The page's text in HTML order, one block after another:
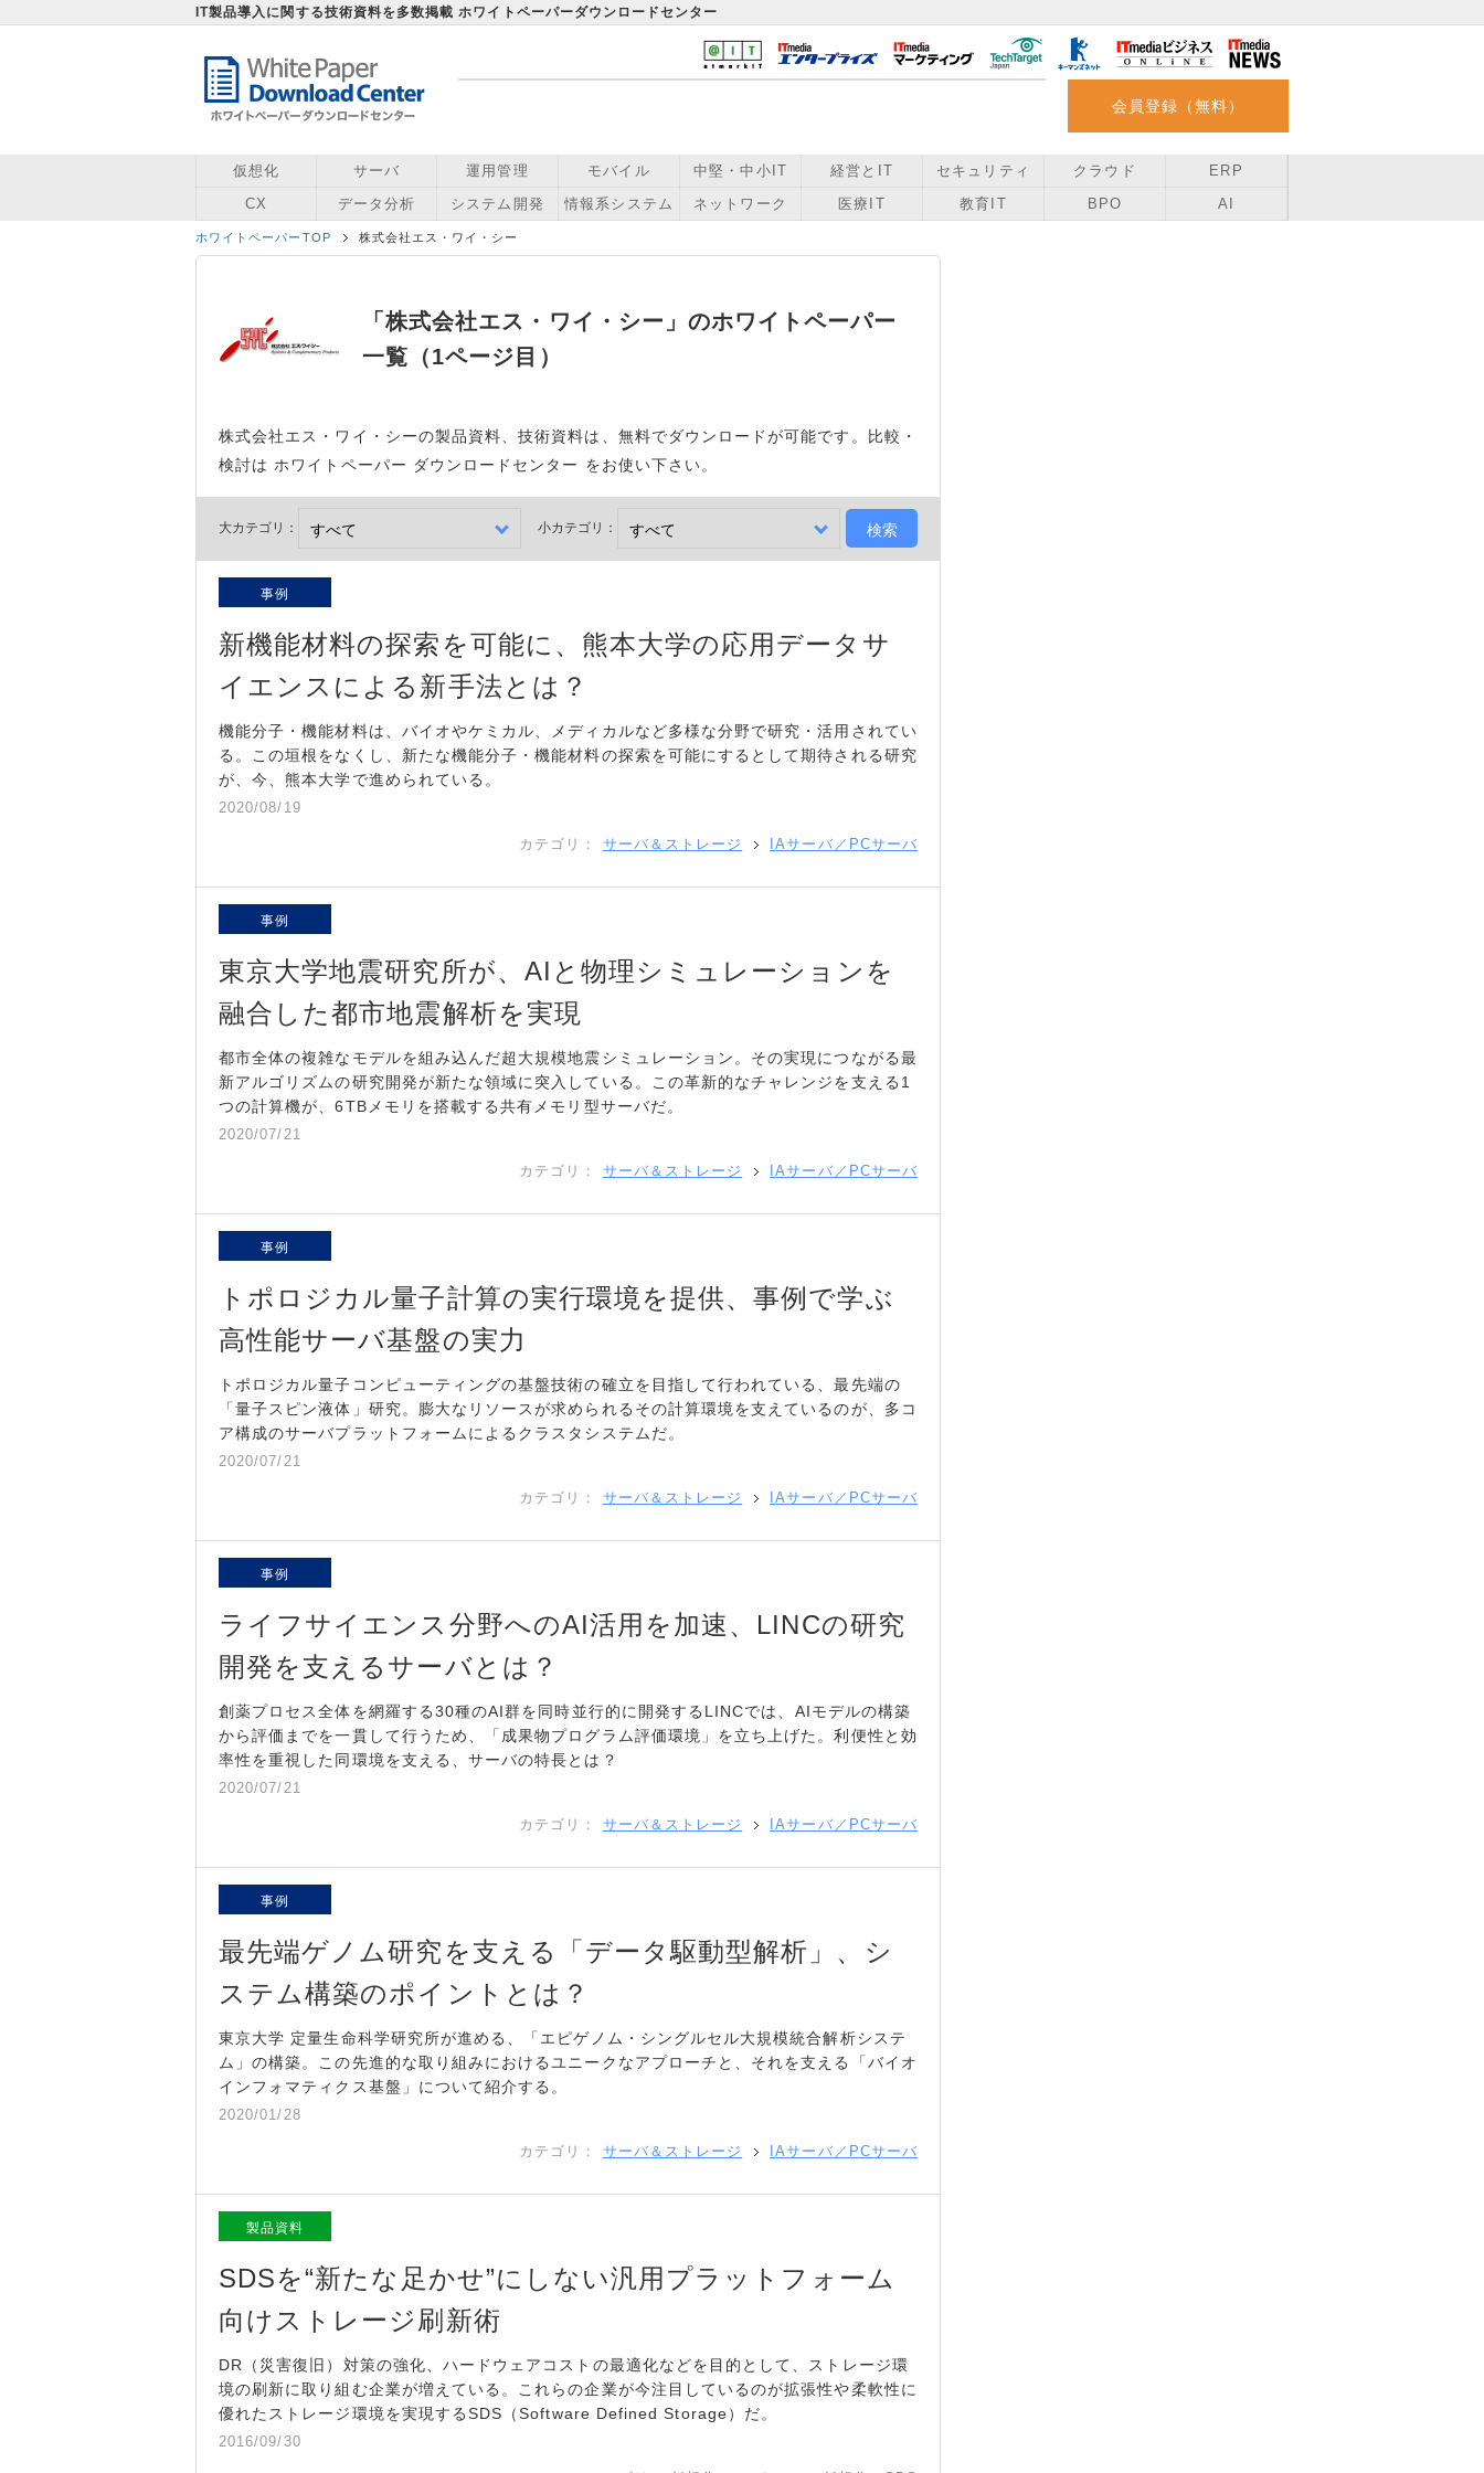
IT製品導入に関する技術資料を多数掲載 ホワイトペーパーダウンロードセンター
会員登録（無料）
仮想化 サーバ 運用管理 モバイル 中堅・中小IT 経営とIT セキュリティ クラウド
ERP
CX
データ分析 システム開発 情報系システム ネットワーク 医療IT 教育IT BPO AI
ホワイトペーパーTOP 株式会社エス・ワイ・シー
「株式会社エス・ワイ・シー」のホワイトペーパー
一覧（1ページ目）
株式会社エス・ワイ・シーの製品資料、技術資料は、無料でダウンロードが可能です。比較・
検討は ホワイトペーパー ダウンロードセンター をお使い下さい。
大カテゴリ： 小カテゴリ：
事例
新機能材料の探索を可能に、熊本大学の応用データサ
イエンスによる新手法とは？
機能分子・機能材料は、バイオやケミカル、メディカルなど多様な分野で研究・活用されてい
る。この垣根をなくし、新たな機能分子・機能材料の探索を可能にするとして期待される研究
が、今、熊本大学で進められている。
2020/08/19
カテゴリ： サーバ＆ストレージ IAサーバ／PCサーバ
事例
東京大学地震研究所が、AIと物理シミュレーションを
融合した都市地震解析を実現
都市全体の複雑なモデルを組み込んだ超大規模地震シミュレーション。その実現につながる最
新アルゴリズムの研究開発が新たな領域に突入している。この革新的なチャレンジを支える1
つの計算機が、6TBメモリを搭載する共有メモリ型サーバだ。
2020/07/21
カテゴリ： サーバ＆ストレージ IAサーバ／PCサーバ
事例
トポロジカル量子計算の実行環境を提供、事例で学ぶ
高性能サーバ基盤の実力
トポロジカル量子コンピューティングの基盤技術の確立を目指して行われている、最先端の
「量子スピン液体」研究。膨大なリソースが求められるその計算環境を支えているのが、多コ
ア構成のサーバプラットフォームによるクラスタシステムだ。
2020/07/21
カテゴリ： サーバ＆ストレージ IAサーバ／PCサーバ
事例
ライフサイエンス分野へのAI活用を加速、LINCの研究
開発を支えるサーバとは？
創薬プロセス全体を網羅する30種のAI群を同時並行的に開発するLINCでは、AIモデルの構築
から評価までを一貫して行うため、「成果物プログラム評価環境」を立ち上げた。利便性と効
率性を重視した同環境を支える、サーバの特長とは？
2020/07/21
カテゴリ： サーバ＆ストレージ IAサーバ／PCサーバ
事例
最先端ゲノム研究を支える「データ駆動型解析」、シ
ステム構築のポイントとは？
東京大学 定量生命科学研究所が進める、「エピゲノム・シングルセル大規模統合解析システ
ム」の構築。この先進的な取り組みにおけるユニークなアプローチと、それを支える「バイオ
インフォマティクス基盤」について紹介する。
2020/01/28
カテゴリ： サーバ＆ストレージ IAサーバ／PCサーバ
製品資料
SDSを“新たな足かせ”にしない汎用プラットフォーム
向けストレージ刷新術
DR（災害復旧）対策の強化、ハードウェアコストの最適化などを目的として、ストレージ環
境の刷新に取り組む企業が増えている。これらの企業が今注目しているのが拡張性や柔軟性に
優れたストレージ環境を実現するSDS（Software Defined Storage）だ。
2016/09/30